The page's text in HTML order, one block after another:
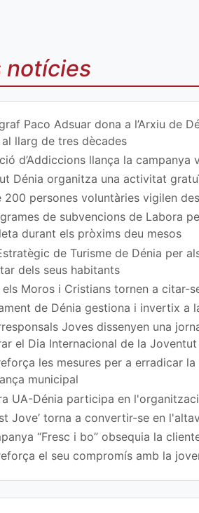
en
Tw
er
notícies
Paco Adsuar dona a l’Arxiu de
llarg de tres dècades
d’Addiccions llança la
Dénia organitza una activitat
200 persones voluntàries vigilen
de subvencions de Labora
durant els pròxims deu mesos
de Turisme de Dénia per
dels seus habitants
els Moros i Cristians tornen a citar-
de Dénia gestiona i invertix a
Joves dissenyen una
el Dia Internacional de la Joventut
les mesures per a erradicar
municipal
UA-Dénia participa en
Jove’ torna a convertir-se en
“Fresc i bo” obsequia la
el seu compromís amb la